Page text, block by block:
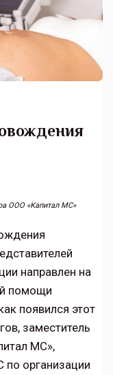
ООО «Капитал МС»
направлен на
помощи
появился этот
заместитель
МС»,
по организации